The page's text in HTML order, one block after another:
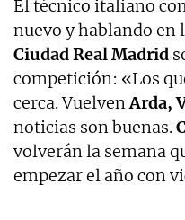
El técnico italiano
nuevo y hablando en
Ciudad Real Madrid
competición: «Los
cerca. VuelvenArda,
noticias son buenas.
volverán la semana
empezar el año con